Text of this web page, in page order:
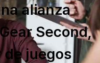
alianza
Second,
juegos